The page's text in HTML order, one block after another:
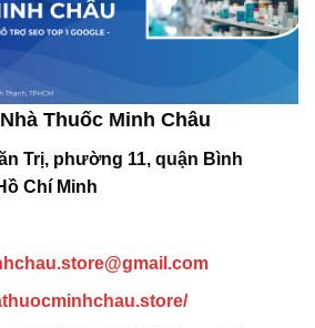
Thuốc Minh Châu
Trị, phường 11, quận Bình
Chí Minh